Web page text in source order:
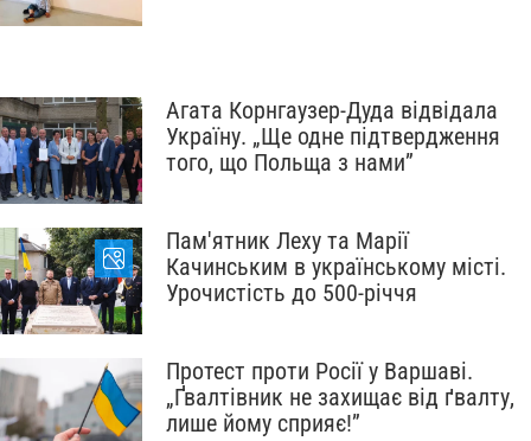
Агата Корнгаузер-Дуда відвідала
Україну. „Ще одне підтвердження
того, що Польща з нами”
Пам'ятник Леху та Марії
Качинським в українському місті.
Урочистість до 500-річчя
Протест проти Росії у Варшаві.
„Ґвалтівник не захищає від ґвалту,
лише йому сприяє!”